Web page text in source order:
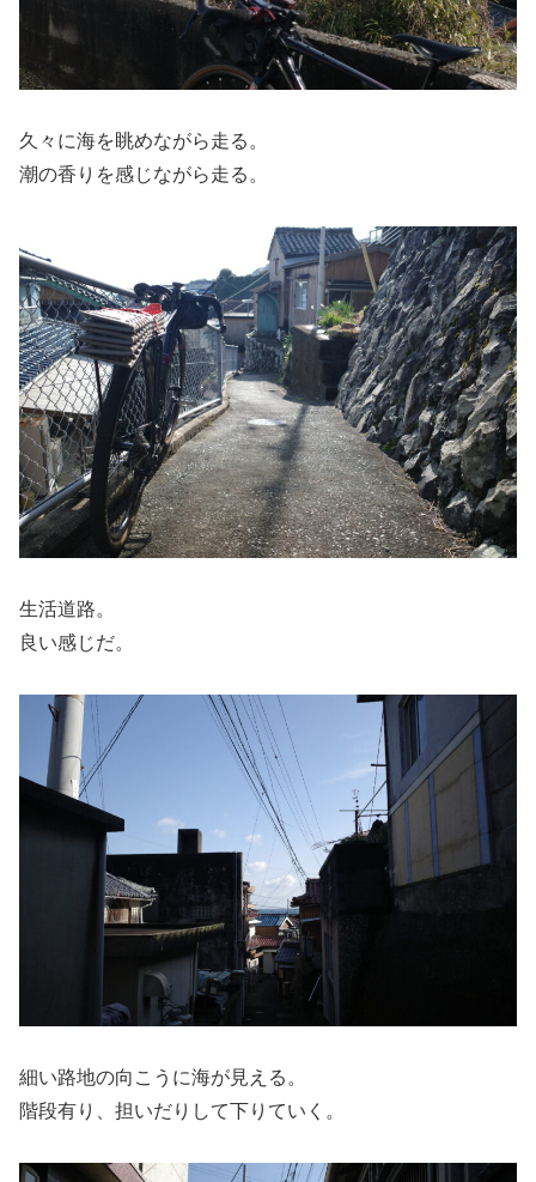
久々に海を眺めながら走る。
潮の香りを感じながら走る。
生活道路。
良い感じだ。
細い路地の向こうに海が見える。
階段有り、担いだりして下りていく。